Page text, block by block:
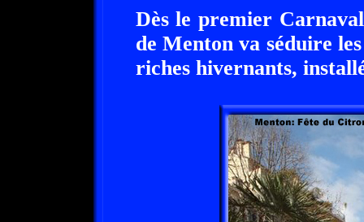
Dès le premier
de Menton va séduire
riches hivernants,